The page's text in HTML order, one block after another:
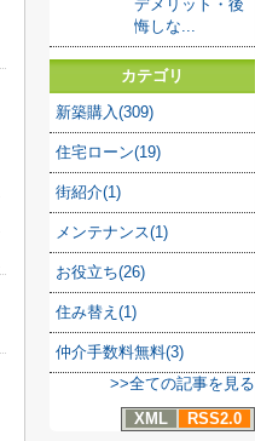
デメリット・後
悔しな...
カテゴリ
新築購入(309)
住宅ローン(19)
街紹介(1)
メンテナンス(1)
お役立ち(26)
住み替え(1)
仲介手数料無料(3)
>>全ての記事を見る
XML
RSS2.0